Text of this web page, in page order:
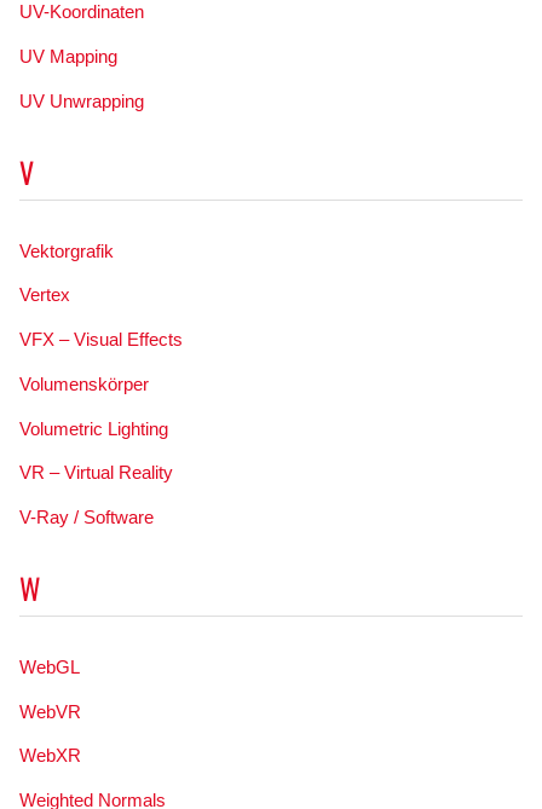
UV-Koordinaten
UV Mapping
UV Unwrapping
V
Vektorgrafik
Vertex
VFX – Visual Effects
Volumenskörper
Volumetric Lighting
VR – Virtual Reality
V-Ray / Software
W
WebGL
WebVR
WebXR
Weighted Normals